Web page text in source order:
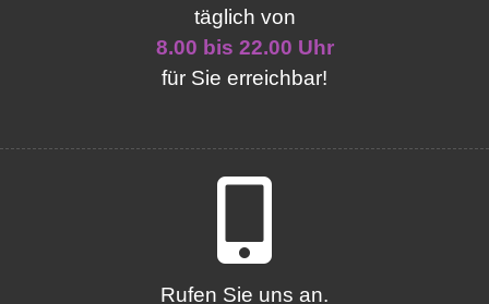
täglich von
8.00 bis 22.00 Uhr
für Sie erreichbar!
Rufen Sie uns an.